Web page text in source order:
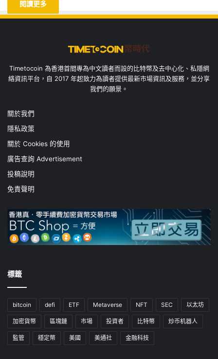
閱讀更多
Timetocoin 為香港首間專為中文讀者而設的比特幣及去中心化、私隱網
絡資訊平台，自 2017 年起致力為讀者提供最新市場資訊及服務，並分享
我們的願景。
關於我們
隱私政策
關於 Cookies 的使用
廣告查詢 Advertisement
投稿說明
免責聲明
標籤
bitcoin defi ETF Metaverse NFT SEC 以太坊
加密貨幣 區塊鏈 市場 投資者 比特幣 炒币机器人
監管 穩定幣 美國 美通社 金融科技